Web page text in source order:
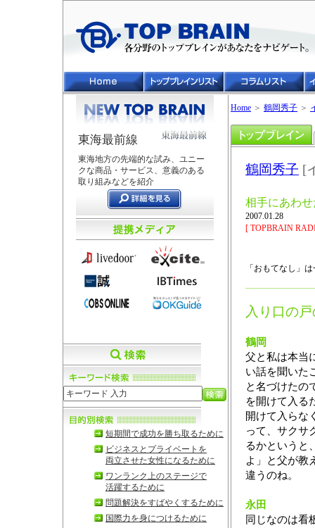
東海最前線
東海地方の先端的な試み、ユニー
クな商品・サービス、意義のある
取り組みなどを紹介
短期間で成功を勝ち取るために
ビジネスとプライベートを
両立させた女性になるために
ワンランク上のステージで
活躍するために
問題解決をすばやくするために
国際力を身につけるために
Home ＞ 鶴岡秀子 ＞
鶴岡秀子 [
相手にあわ
2007.01.28
[ TOPBRAIN
「おもてなし」
入り口の
鶴岡
父と私は本当
い話を聞いた
と名づけたの
を開けて入る
開けて入らな
って、サクサ
るかというと
よ」と父が教
違うのね。
永田
同じなのは看